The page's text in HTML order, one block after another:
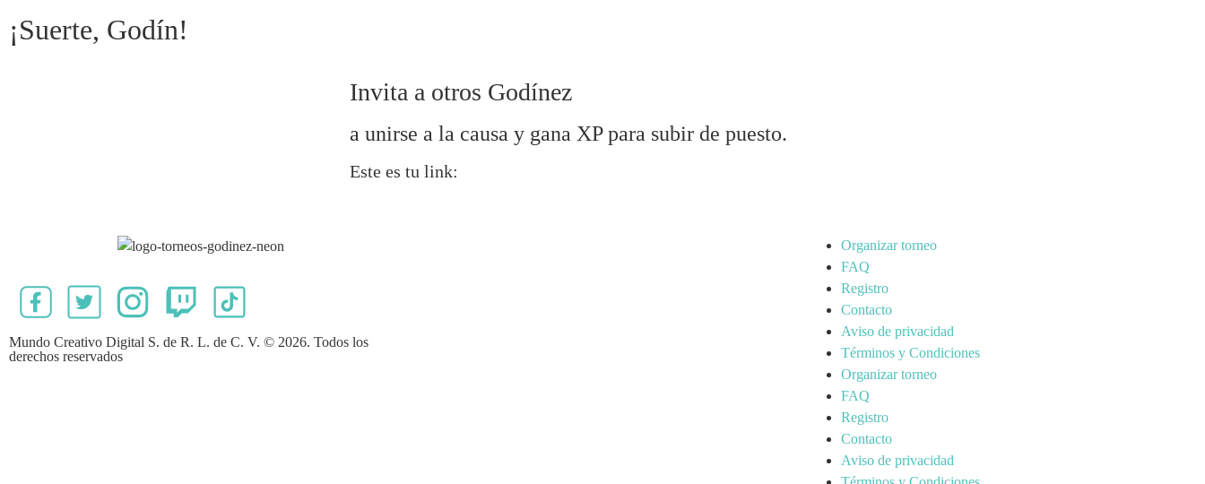
¡Suerte, Godín!
Invita a otros Godínez
a unirse a la causa y gana XP para subir de puesto.
Este es tu link:
Mundo Creativo Digital S. de R. L. de C. V. © 2026. Todos los
derechos reservados
Organizar torneo
FAQ
Registro
Contacto
Aviso de privacidad
Términos y Condiciones
Organizar torneo
FAQ
Registro
Contacto
Aviso de privacidad